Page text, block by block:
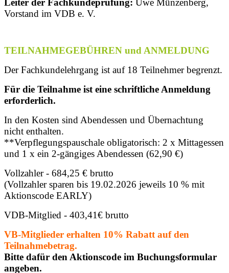
Leiter der Fachkundeprüfung: Uwe Münzenberg,
Vorstand im VDB e. V.
TEILNAHMEGEBÜHREN und ANMELDUNG
Der Fachkundelehrgang ist auf 18 Teilnehmer begrenzt.
Für die Teilnahme ist eine schriftliche Anmeldung
erforderlich.
In den Kosten sind Abendessen und Übernachtung
nicht enthalten.
**Verpflegungspauschale obligatorisch: 2 x Mittagessen
und 1 x ein 2-gängiges Abendessen (62,90 €)
Vollzahler - 684,25 € brutto
(Vollzahler sparen bis 19.02.2026 jeweils 10 % mit
Aktionscode EARLY)
VDB-Mitglied - 403,41€ brutto
VB-Mitglieder erhalten 10% Rabatt auf den
Teilnahmebetrag.
Bitte dafür den Aktionscode im Buchungsformular
angeben.